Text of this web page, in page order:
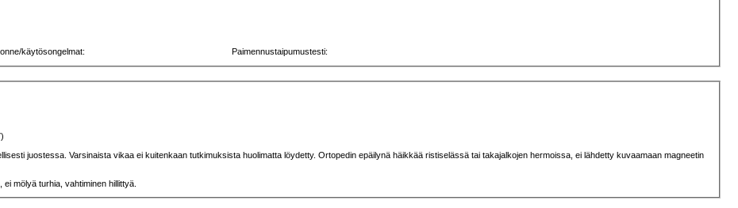
käytösongelmat: Paimennustaipumustesti:
juostessa. Varsinaista vikaa ei kuitenkaan tutkimuksista huolimatta löydetty. Ortopedin epäilynä häikkää ristiselässä tai takajalkojen hermoissa, ei lähdetty kuvaamaan magneetin
mölyä turhia, vahtiminen hillittyä.